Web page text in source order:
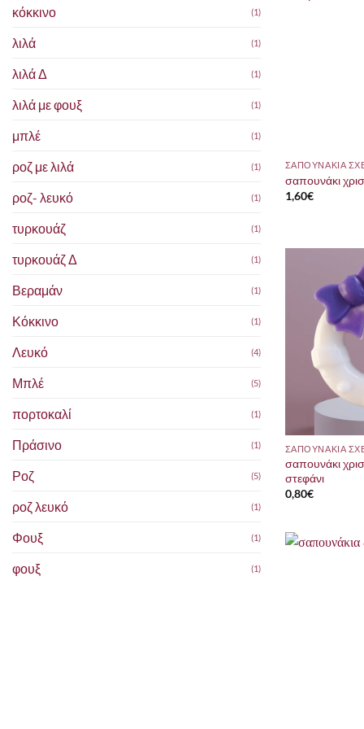
κόκκινο (1)
λιλά (1)
λιλά Δ (1)
λιλά με φουξ (1)
μπλέ (1)
ροζ με λιλά (1)
ροζ- λευκό (1)
τυρκουάζ (1)
τυρκουάζ Δ (1)
Βεραμάν (1)
Κόκκινο (1)
Λευκό (4)
Μπλέ (5)
πορτοκαλί (1)
Πράσινο (1)
Ροζ (5)
ροζ λευκό (1)
Φουξ (1)
φουξ (1)
σαπουνάκι
1,60€
σαπουνάκι
στεφάνι
0,80€